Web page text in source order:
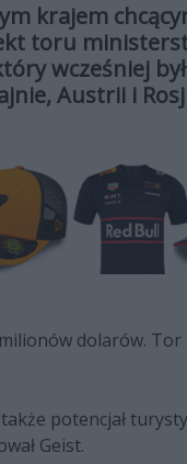
krajem
toru
wcześniej
Austrii i
dolarów.
potencjał
Geist.